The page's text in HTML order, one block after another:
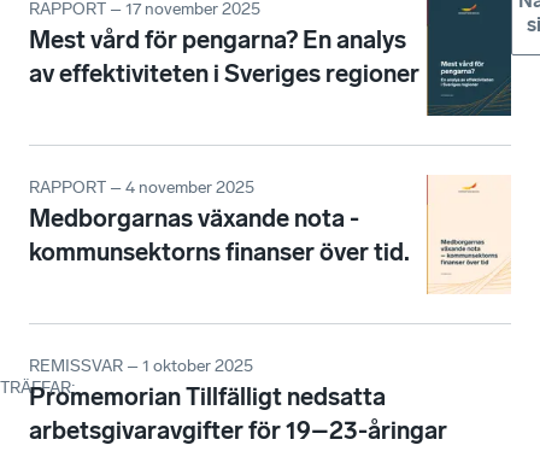
TRÄFFAR:
RAPPORT – 17 november 2025
Mest vård för pengarna? En analys
av effektiviteten i Sveriges regioner
RAPPORT – 4 november 2025
Medborgarnas växande nota -
kommunsektorns finanser över tid.
REMISSVAR – 1 oktober 2025
Promemorian Tillfälligt nedsatta
arbetsgivaravgifter för 19–23-åringar